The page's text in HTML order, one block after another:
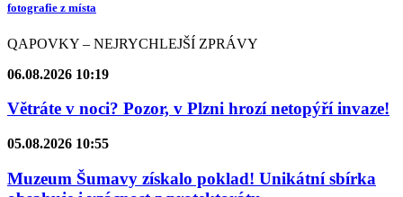
fotografie z místa
QAPOVKY – NEJRYCHLEJŠÍ ZPRÁVY
06.08.2026 10:19
Větráte v noci? Pozor, v Plzni hrozí netopýří invaze!
05.08.2026 10:55
Muzeum Šumavy získalo poklad! Unikátní sbírka